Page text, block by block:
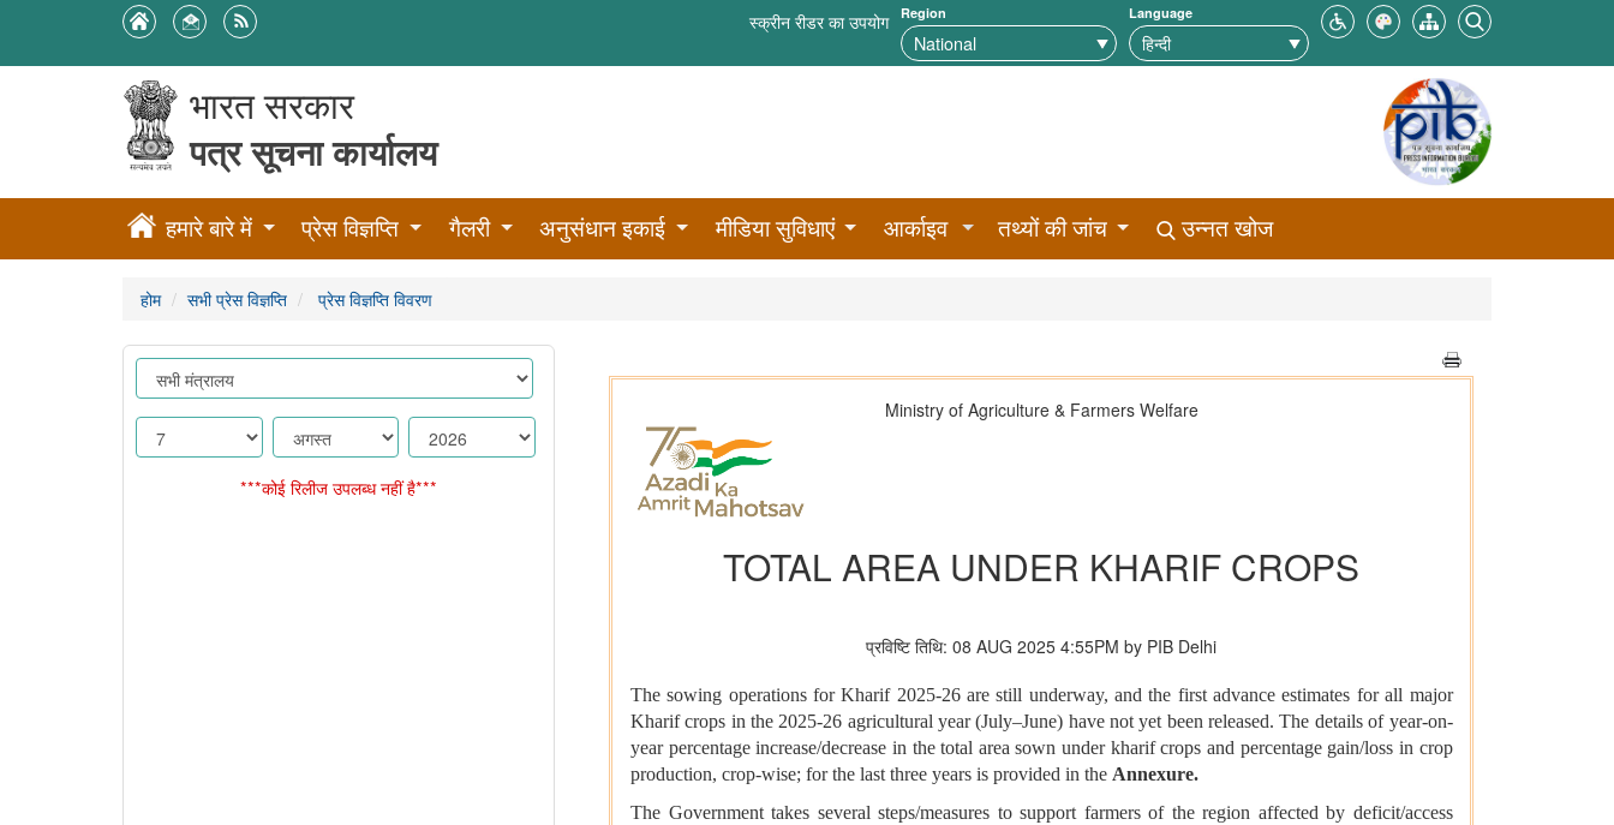
स्क्रीन रीडर का उपयोग Region Language
भारत सरकार
पत्र सूचना कार्यालय
हमारे बारे में प्रेस विज्ञप्ति गैलरी अनुसंधान इकाई मीडिया सुविधाएं आर्काइव तथ्यों की जांच उन्नत खोज
होम सभी प्रेस विज्ञप्ति प्रेस विज्ञप्ति विवरण
***कोई रिलीज उपलब्ध नहीं है***